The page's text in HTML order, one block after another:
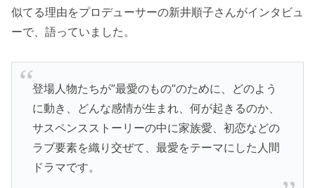
似てる理由をプロデューサーの新井順子さんがインタビュ
ーで、語っていました。
登場人物たちが”最愛のもの”のために、どのよう
に動き、どんな感情が生まれ、何が起きるのか、
サスペンスストーリーの中に家族愛、初恋などの
ラブ要素を織り交ぜて、最愛をテーマにした人間
ドラマです。